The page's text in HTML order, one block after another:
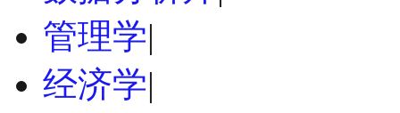
管理学|
经济学|